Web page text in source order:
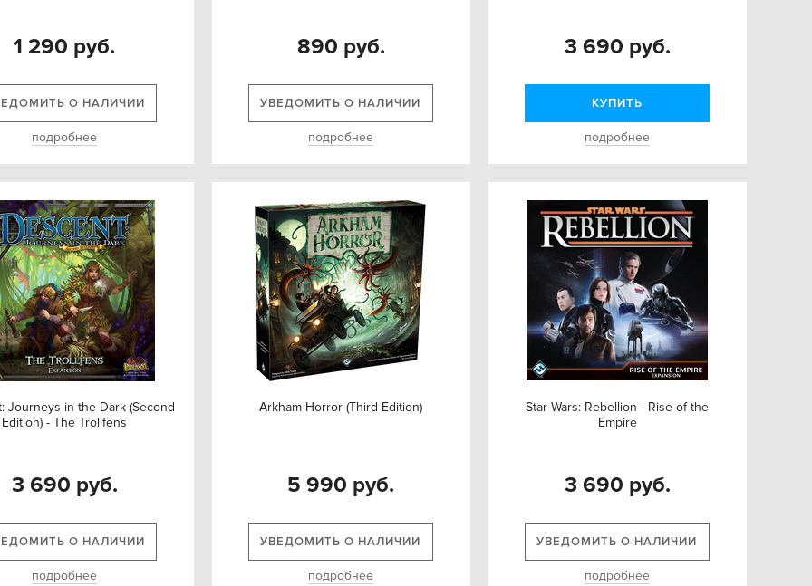
1 290 руб.
О НАЛИЧИИ
подробнее
890 руб.
УВЕДОМИТЬ О НАЛИЧИИ
подробнее
3 690 руб.
КУПИТЬ
подробнее
Journeys in the Dark (Second
Edition) - The Trollfens
3 690 руб.
О НАЛИЧИИ
подробнее
Arkham Horror (Third Edition)
5 990 руб.
УВЕДОМИТЬ О НАЛИЧИИ
подробнее
Star Wars: Rebellion - Rise of the
Empire
3 690 руб.
УВЕДОМИТЬ О НАЛИЧИИ
подробнее